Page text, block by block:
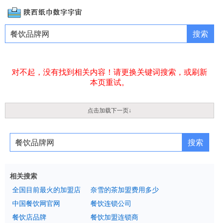
对不起，没有找到相关内容！请更换关键词搜索，或刷新
本页重试。
点击加载下一页↓
相关搜索
全国目前最火的加盟店
奈雪的茶加盟费用多少
中国餐饮网官网
餐饮连锁公司
餐饮店品牌
餐饮加盟连锁商